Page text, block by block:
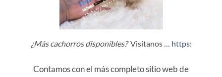
¿Más cachorros disponibles?Visitanos … https:
Contamos con el más completo sitio web de